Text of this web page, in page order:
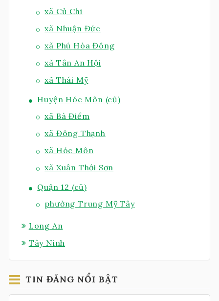
xã Củ Chi
xã Nhuận Đức
xã Phú Hòa Đông
xã Tân An Hội
xã Thái Mỹ
Huyện Hóc Môn (cũ)
xã Bà Điểm
xã Đông Thạnh
xã Hóc Môn
xã Xuân Thới Sơn
Quận 12 (cũ)
phường Trung Mỹ Tây
Long An
Tây Ninh
TIN ĐĂNG NỔI BẬT